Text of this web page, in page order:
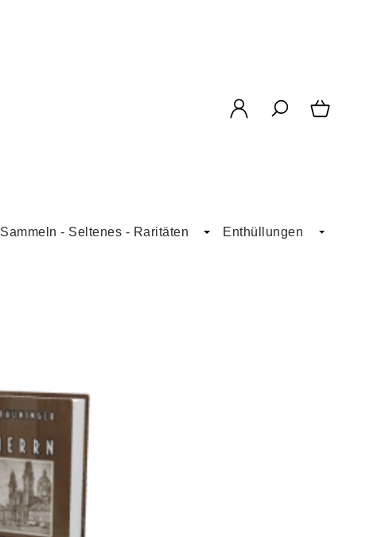
Sammeln - Seltenes - Raritäten
Enthüllungen